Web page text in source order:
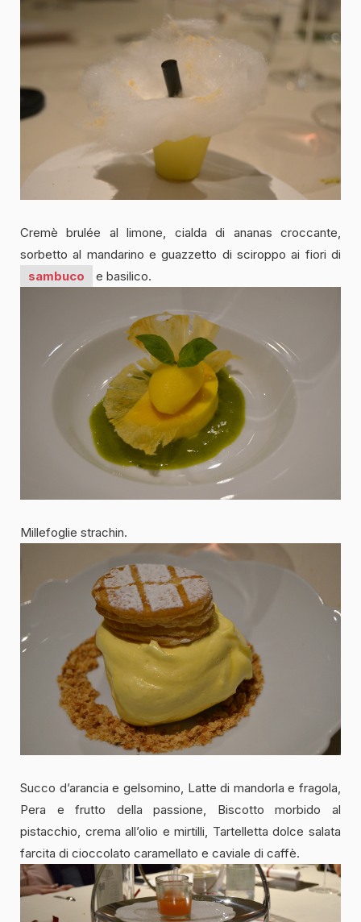
Cremè brulée al limone, cialda di ananas croccante,
sorbetto al mandarino e guazzetto di sciroppo ai fiori di
sambuco
e basilico.
Millefoglie strachin.
Succo d’arancia e gelsomino, Latte di mandorla e fragola,
Pera e frutto della passione, Biscotto morbido al
pistacchio, crema all’olio e mirtilli, Tartelletta dolce salata
farcita di cioccolato caramellato e caviale di caffè.